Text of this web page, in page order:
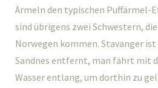
Ärmeln den typischen Puffärmel-
sind übrigens zwei Schwestern,
Norwegen kommen. Stavanger ist
Sandnes entfernt, man fährt mit
Wasser entlang, um dorthin zu